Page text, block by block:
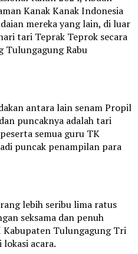
Kanak Kanak Indonesia
mereka yang lain, di luar
tari Teprak Teprok secara
Tulungagung Rabu
antara lain senam Propil
puncaknya adalah tari
semua guru TK
puncak penampilan para
lebih seribu lima ratus
seksama dan penuh
Kabupaten Tulungagung Tri
acara.